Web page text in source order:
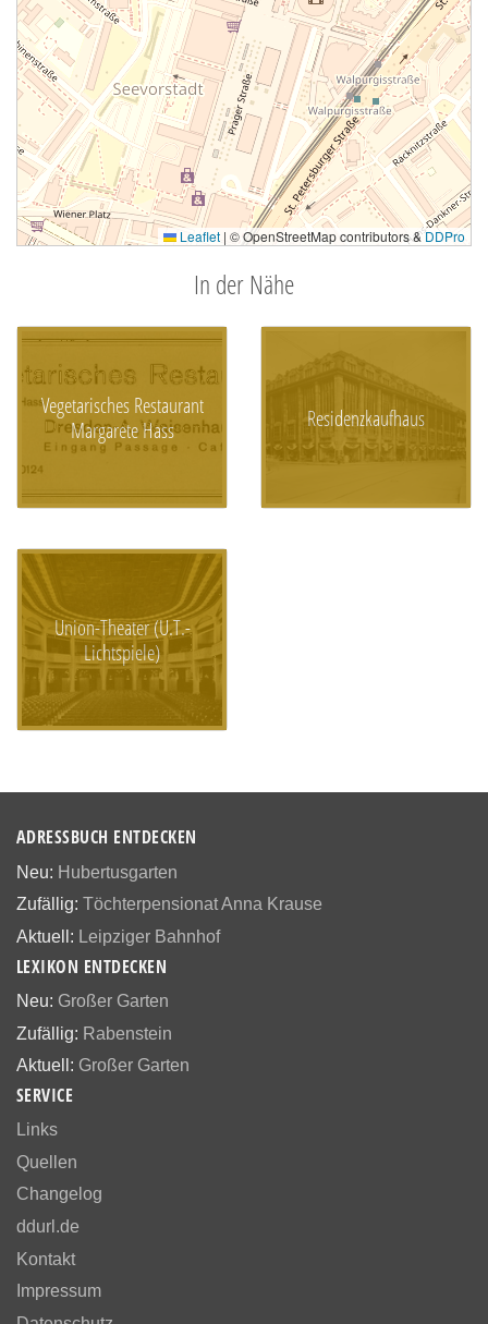
Leaflet | © OpenStreetMap contributors &DDPro
In der Nähe
Vegetarisches Restaurant
Margarete Hass
Residenzkaufhaus
Union-Theater (U.T.-
Lichtspiele)
ADRESSBUCH ENTDECKEN
Neu: Hubertusgarten
Zufällig: Töchterpensionat Anna Krause
Aktuell: Leipziger Bahnhof
LEXIKON ENTDECKEN
Neu: Großer Garten
Zufällig: Rabenstein
Aktuell: Großer Garten
SERVICE
Links
Quellen
Changelog
ddurl.de
Kontakt
Impressum